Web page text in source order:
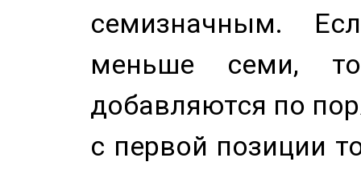
семизначным.
меньше семи,
добавляются по
с первой позиции